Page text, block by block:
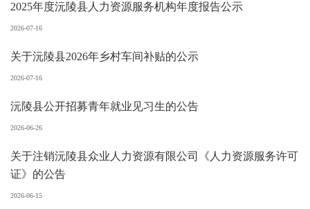
2025年度沅陵县人力资源服务机构年度报告公示
2026-07-16
关于沅陵县2026年乡村车间补贴的公示
2026-07-16
沅陵县公开招募青年就业见习生的公告
2026-06-26
关于注销沅陵县众业人力资源有限公司《人力资源服务许可
证》的公告
2026-06-15